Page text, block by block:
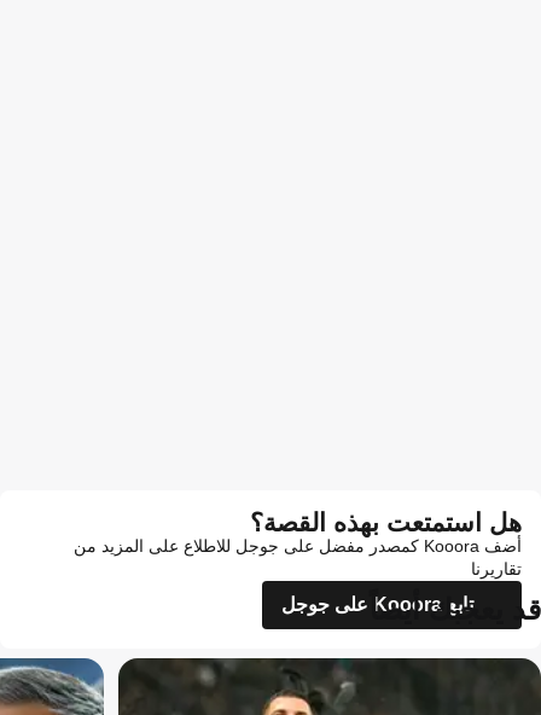
هل استمتعت بهذه القصة؟
أضف Kooora كمصدر مفضل على جوجل للاطلاع على المزيد من
تقاريرنا
تابع Kooora على جوجل
قد يعجبك أيضاً